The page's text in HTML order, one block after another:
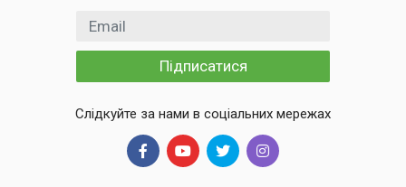
Email
Підписатися
Слідкуйте за нами в соціальних мережах